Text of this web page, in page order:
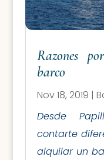
Razones
barco
Nov 18, 2019 |
Desde
contarte
alquilar un